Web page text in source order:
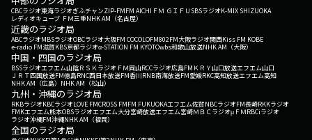
CBCラジオ東海ラジオぎふチャンZIP-FMFM AICHI ＦＭ ＧＩＦＵ SBSラジオK-MIX SHIZUOKA
レディオキューブ ＦＭ三重NHK AM（名古屋）
近畿のラジオ局
ABCラジオMBSラジオOBCラジオ大阪FM COCOLOFM802FM大阪ラジオ関西Kiss FM KOBE
e-radio FM滋賀KBS京都ラジオα-STATION FM KYOTOwbs和歌山放送NHK AM（大阪）
中国・四国のラジオ局
BSSラジオエフエム山陰ＲＳＫラジオ ＦＭ岡山RCCラジオ広島FM ＫＲＹ山口放送エフエム山口
ＪＲＴ四国放送FM徳島RNC西日本放送FM香川RNB南海放送FM愛媛RKC高知放送エフエム高知
NHK AM（広島） NHK AM（松山）
九州・沖縄のラジオ局
RKBラジオKBCラジオLOVE FMCROSS FMFM FUKUOKAエフエム佐賀NBCラジオFM長崎RKKラジオ
FMKエフエム熊本OBSラジオエフエム大分宮崎放送エフエム宮崎ＭＢＣラジオμＦＭRBCiラジオ
ラジオ沖縄FM沖縄NHK AM（福岡）
全国のラジオ局